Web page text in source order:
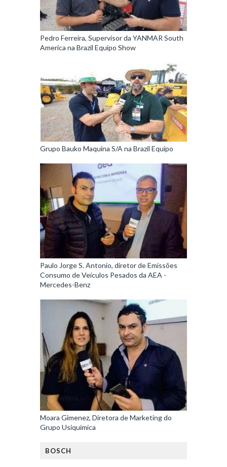
Pedro Ferreira, Supervisor da YANMAR South
America na Brazil Equipo Show
Grupo Bauko Maquina S/A na Brazil Equipo
Paulo Jorge S. Antonio, diretor de Emissões
Consumo de Veículos Pesados da AEA -
Mercedes-Benz
Moara Gimenez, Diretora de Marketing do
Grupo Usiquímica
BOSCH